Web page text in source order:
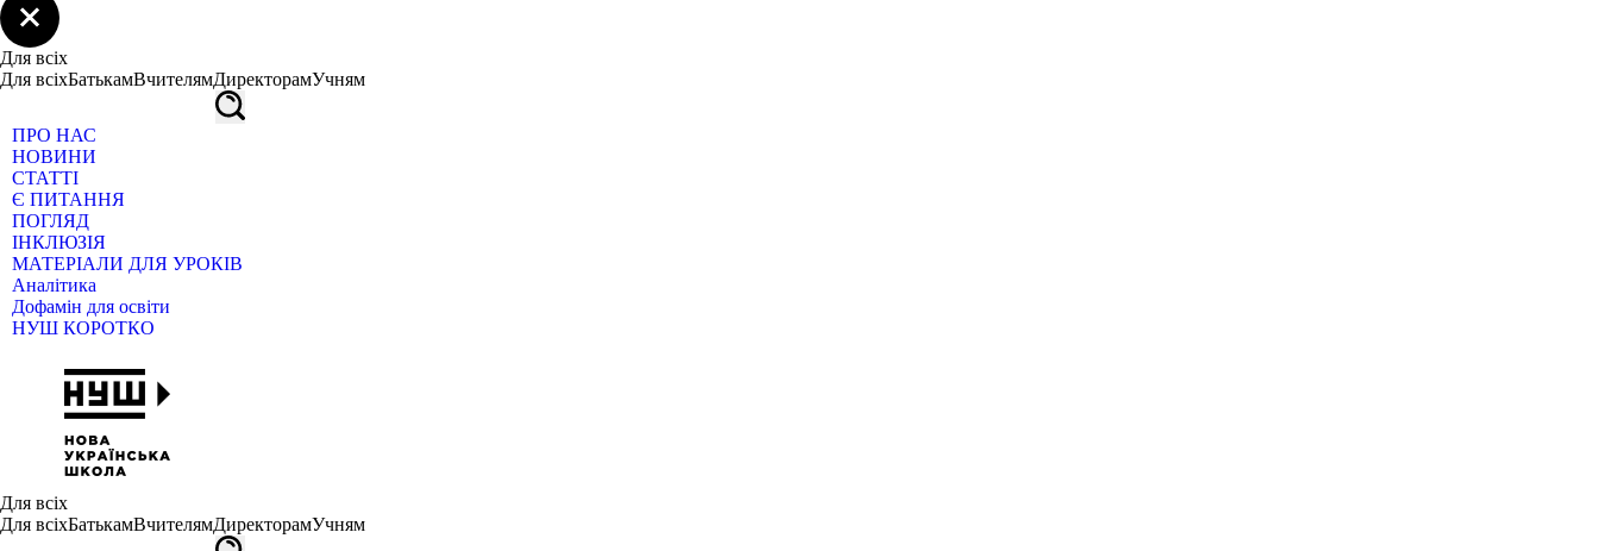
Для всіх
Для всіхБатькамВчителямДиректорамУчням
ПРО НАС
НОВИНИ
СТАТТІ
Є ПИТАННЯ
ПОГЛЯД
ІНКЛЮЗІЯ
МАТЕРІАЛИ ДЛЯ УРОКІВ
Аналітика
Дофамін для освіти
НУШ КОРОТКО
Для всіх
Для всіхБатькамВчителямДиректорамУчням